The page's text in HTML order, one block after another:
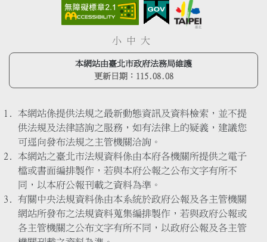
小 中 大
本網站由臺北市政府法務局維護
更新日期： 115.08.08
本網站係提供法規之最新動態資訊及資料檢索，並不提
供法規及法律諮詢之服務，如有法律上的疑義，建議您
可逕向發布法規之主管機關洽詢。
本網站之臺北市法規資料係由本府各機關所提供之電子
檔或書面編排製作，若與本府公報之公布文字有所不
同，以本府公報刊載之資料為準。
有關中央法規資料係由本系統於政府公報及各主管機關
網站所發布之法規資料蒐集編排製作，若與政府公報或
各主管機關之公布文字有所不同，以政府公報及各主管